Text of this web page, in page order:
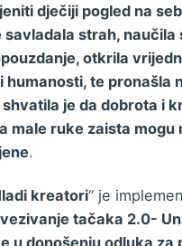
dječiji pogled na
savladala strah, naučila
otkrila
humanosti, te pronašla
shvatila je da dobrota i
male ruke zaista mogu
.
kreatori“ je
tačaka 2.0-
u donošenju odluka za